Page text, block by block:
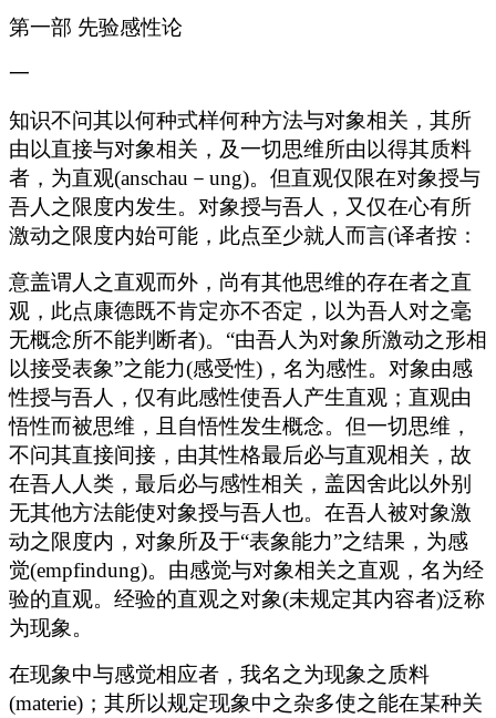
第一部 先验感性论
一
知识不问其以何种式样何种方法与对象相关，其所
由以直接与对象相关，及一切思维所由以得其质料
者，为直观(anschau－ung)。但直观仅限在对象授与
吾人之限度内发生。对象授与吾人，又仅在心有所
激动之限度内始可能，此点至少就人而言(译者按：
意盖谓人之直观而外，尚有其他思维的存在者之直
观，此点康德既不肯定亦不否定，以为吾人对之毫
无概念所不能判断者)。“由吾人为对象所激动之形相
以接受表象”之能力(感受性)，名为感性。对象由感
性授与吾人，仅有此感性使吾人产生直观；直观由
悟性而被思维，且自悟性发生概念。但一切思维，
不问其直接间接，由其性格最后必与直观相关，故
在吾人人类，最后必与感性相关，盖因舍此以外别
无其他方法能使对象授与吾人也。在吾人被对象激
动之限度内，对象所及于“表象能力”之结果，为感
觉(empfindung)。由感觉与对象相关之直观，名为经
验的直观。经验的直观之对象(未规定其内容者)泛称
为现象。
在现象中与感觉相应者，我名之为现象之质料
(materie)；其所以规定现象中之杂多使之能在某种关